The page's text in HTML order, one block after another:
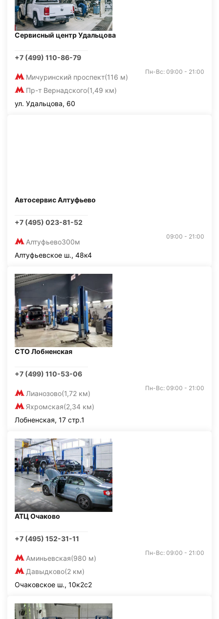
Сервисный центр Удальцова
+7 (499) 110-86-79
Мичуринский проспект(116 м)
Пр-т Вернадского(1,49 км)
Пн-Вс: 09:00 - 21:00
ул. Удальцова, 60
Автосервис Алтуфьево
+7 (495) 023-81-52
Алтуфьево300м
09:00 - 21:00
Алтуфьевское ш., 48к4
СТО Лобненская
+7 (499) 110-53-06
Лианозово(1,72 км)
Яхромская(2,34 км)
Пн-Вс: 09:00 - 21:00
Лобненская, 17 стр.1
АТЦ Очаково
+7 (495) 152-31-11
Аминьевская(980 м)
Давыдково(2 км)
Пн-Вс: 09:00 - 21:00
Очаковское ш., 10к2с2